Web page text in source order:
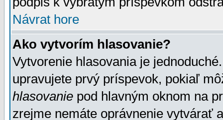
Návrat hore
Ako vytvorím hlasovanie?
Vytvorenie hlasovania je
upravujete prvý príspevok, pokiaľ
hlasovanie pod hlavným oknom na
zrejme nemáte oprávnenie vytvárať